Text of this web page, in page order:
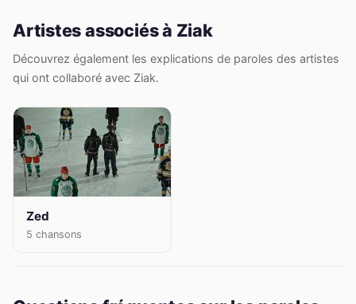
Artistes associés à Ziak
Découvrez également les explications de paroles des artistes
qui ont collaboré avec Ziak.
Zed
5 chansons